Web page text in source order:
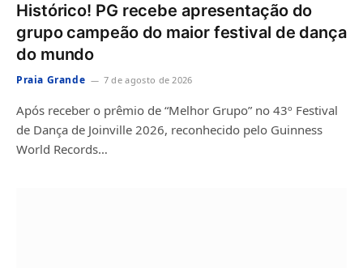
Histórico! PG recebe apresentação do
grupo campeão do maior festival de dança
do mundo
Praia Grande 7 de agosto de 2026
Após receber o prêmio de “Melhor Grupo” no 43º Festival
de Dança de Joinville 2026, reconhecido pelo Guinness
World Records…